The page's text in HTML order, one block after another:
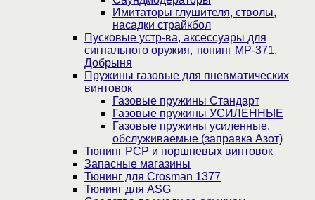
Имитаторы глушителя, стволы,
насадки страйкбол
Пусковые устр-ва, аксессуары для
сигнального оружия, тюнинг МР-371,
Добрыня
Пружины газовые для пневматических
винтовок
Газовые пружины Стандарт
Газовые пружины УСИЛЕННЫЕ
Газовые пружины усиленные,
обслуживаемые (заправка Азот)
Тюнинг PCP и поршневых винтовок
Запасные магазины
Тюнинг для Crosman 1377
Тюнинг для ASG